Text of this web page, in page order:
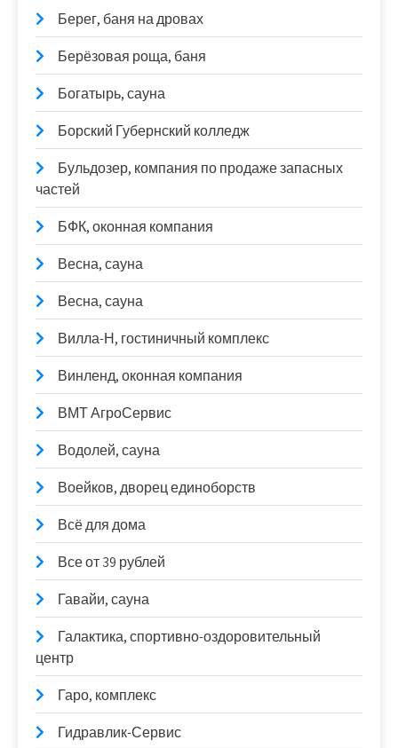
Берег, баня на дровах
Берёзовая роща, баня
Богатырь, сауна
Борский Губернский колледж
Бульдозер, компания по продаже запасных
частей
БФК, оконная компания
Весна, сауна
Весна, сауна
Вилла-Н, гостиничный комплекс
Винленд, оконная компания
ВМТ АгроСервис
Водолей, сауна
Воейков, дворец единоборств
Всё для дома
Все от 39 рублей
Гавайи, сауна
Галактика, спортивно-оздоровительный
центр
Гаро, комплекс
Гидравлик-Сервис